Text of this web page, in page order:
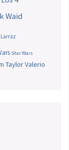
Waid
Larraz
Star Wars
TaylorValerio